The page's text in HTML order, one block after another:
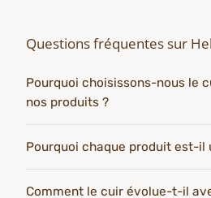
Questions fréquentes sur
Pourquoi choisissons-nous le
nos produits ?
Pourquoi chaque produit est-il
Comment le cuir évolue-t-il